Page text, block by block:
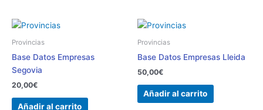
Provincias
Base Datos Empresas
Segovia
20,00€
Añadir al carrito
Provincias
Base Datos Empresas Lleida
50,00€
Añadir al carrito